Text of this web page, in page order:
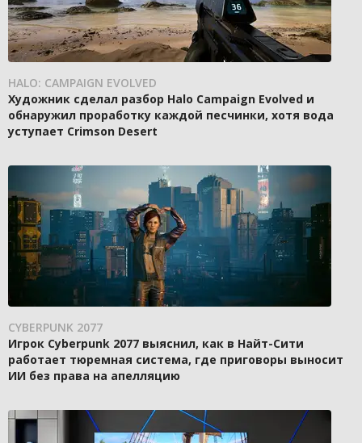
HALO: CAMPAIGN EVOLVED
Художник сделал разбор Halo Campaign Evolved и
обнаружил проработку каждой песчинки, хотя вода
уступает Crimson Desert
CYBERPUNK 2077
Игрок Cyberpunk 2077 выяснил, как в Найт-Сити
работает тюремная система, где приговоры выносит
ИИ без права на апелляцию